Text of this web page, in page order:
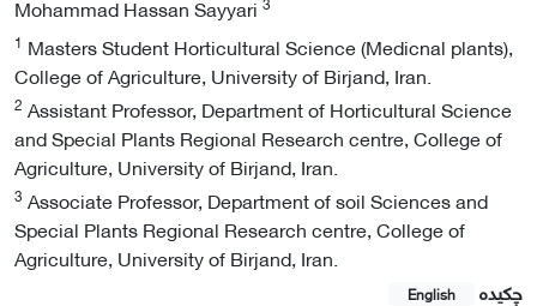
Mohammad Hassan Sayyari
1 Masters Student Horticultural Science (Medicnal plants),
College of Agriculture, University of Birjand, Iran.
2 Assistant Professor, Department of Horticultural Science
and Special Plants Regional Research centre, College of
Agriculture, University of Birjand, Iran.
3 Associate Professor, Department of soil Sciences and
Special Plants Regional Research centre, College of
Agriculture, University of Birjand, Iran.
چکیده
English